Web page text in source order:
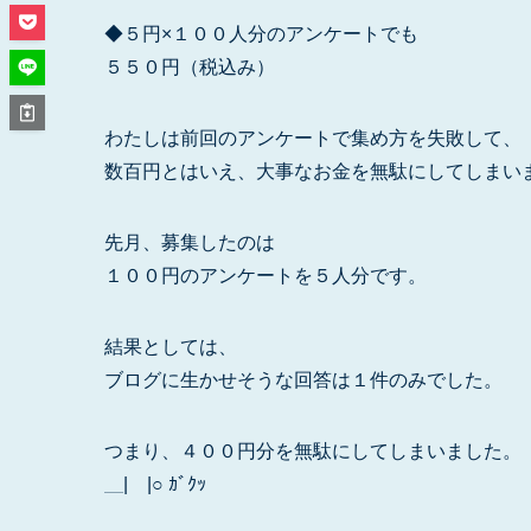
◆５円×１００人分のアンケートでも
５５０円（税込み）
わたしは前回のアンケートで集め方を失敗して、
数百円とはいえ、大事なお金を無駄にしてしまい
先月、募集したのは
１００円のアンケートを５人分です。
結果としては、
ブログに生かせそうな回答は１件のみでした。
つまり、４００円分を無駄にしてしまいました。
＿|￣|○ ｶﾞｸｯ